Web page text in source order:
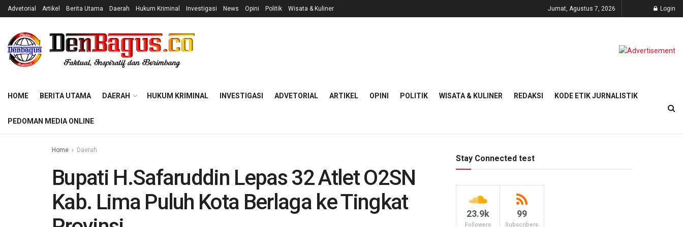
Advetorial Artikel Berita Utama Daerah Hukum Kriminal Investigasi News Opini Politik Wisata & Kuliner Jumat, Agustus 7, 2026 Login
HOME BERITA UTAMA DAERAH HUKUM KRIMINAL INVESTIGASI ADVETORIAL ARTIKEL OPINI POLITIK WISATA & KULINER REDAKSI KODE ETIK JURNALISTIK
PEDOMAN MEDIA ONLINE
Home Daerah
Bupati H.Safaruddin Lepas 32 Atlet O2SN
Kab. Lima Puluh Kota Berlaga ke Tingkat
Stay Connected test
23.9k
Followers
99
Subscribers